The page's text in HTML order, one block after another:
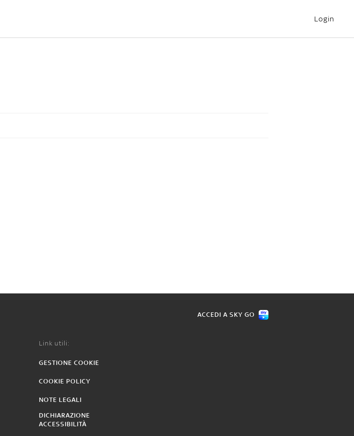
Login
ACCEDI A SKY GO
Link utili:
GESTIONE COOKIE
COOKIE POLICY
NOTE LEGALI
DICHIARAZIONE
ACCESSIBILITÀ